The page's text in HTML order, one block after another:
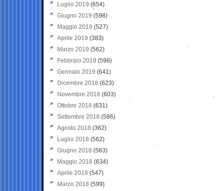
Luglio 2019 (654)
Giugno 2019 (598)
Maggio 2019 (527)
Aprile 2019 (383)
Marzo 2019 (562)
Febbraio 2019 (598)
Gennaio 2019 (641)
Dicembre 2018 (623)
Novembre 2018 (603)
Ottobre 2018 (631)
Settembre 2018 (586)
Agosto 2018 (362)
Luglio 2018 (562)
Giugno 2018 (563)
Maggio 2018 (634)
Aprile 2018 (547)
Marzo 2018 (599)